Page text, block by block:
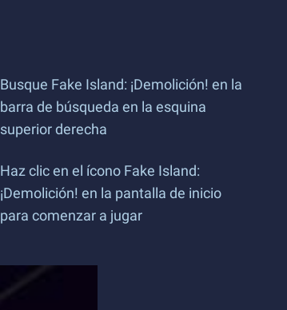
Busque ​​Fake Island: ¡Demolición! en la
barra de búsqueda en la esquina
superior derecha
Haz clic en el ícono ​​Fake Island:
¡Demolición! en la pantalla de inicio
para comenzar a jugar